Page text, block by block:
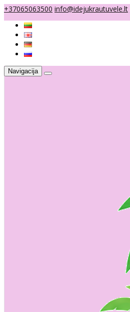
+37065063500 info@idejukrautuvele.lt
Navigacija